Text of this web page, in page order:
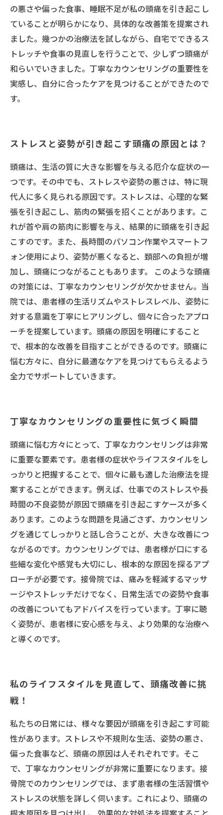
の悪さや偏った食事、睡眠不足が私の頭痛を引き起こし
ていることが明らかになり、具体的な改善策を提案され
ました。幾つかの治療法を試しながら、自宅でできるス
トレッチや食事の見直しを行うことで、少しずつ頭痛が
和らいでいきました。丁寧なカウンセリングの重要性を
実感し、自分に合ったケアを見つけることができたので
す。
ストレスと姿勢が引き起こす頭痛の原因とは？
頭痛は、生活の質に大きな影響を与える厄介な症状の一
つです。その中でも、ストレスや姿勢の悪さは、特に現
代人に多く見られる原因です。ストレスは、心理的な緊
張を引き起こし、筋肉の緊張を招くことがあります。こ
れが首や肩の筋肉に影響を与え、結果的に頭痛を引き起
こすのです。また、長時間のパソコン作業やスマートフ
ォン使用により、姿勢が悪くなると、頚部への負担が増
加し、頭痛につながることもあります。 このような頭痛
の対策には、丁寧なカウンセリングが欠かせません。当
院では、患者様の生活リズムやストレスレベル、姿勢に
対する意識を丁寧にヒアリングし、個々に合ったアプロ
ーチを提案しています。頭痛の原因を明確にすること
で、根本的な改善を目指すことができるのです。頭痛に
悩む方々に、自分に最適なケアを見つけてもらえるよう
全力でサポートしていきます。
丁寧なカウンセリングの重要性に気づく瞬間
頭痛に悩む方々にとって、丁寧なカウンセリングは非常
に重要な要素です。患者様の症状やライフスタイルをし
っかりと把握することで、個々に最も適した治療法を提
案することができます。例えば、仕事でのストレスや長
時間の不良姿勢が原因で頭痛を引き起こすケースが多く
あります。このような問題を見過ごさず、カウンセリン
グを通じてしっかりと話し合うことが、大きな改善につ
ながるのです。カウンセリングでは、患者様が口にする
些細な変化や感覚も大切にし、根本的な原因を探るアプ
ローチが必要です。接骨院では、痛みを軽減するマッサ
ージやストレッチだけでなく、日常生活での姿勢や食事
の改善についてもアドバイスを行っています。丁寧に聴
く姿勢が、患者様に安心感を与え、より効果的な治療へ
と導くのです。
私のライフスタイルを見直して、頭痛改善に挑
戦！
私たちの日常には、様々な要因が頭痛を引き起こす可能
性があります。ストレスや不規則な生活、姿勢の悪さ、
偏った食事など、頭痛の原因は人それぞれです。そこ
で、丁寧なカウンセリングが非常に重要になります。接
骨院でのカウンセリングでは、まず患者様の生活習慣や
ストレスの状態を詳しく伺います。これにより、頭痛の